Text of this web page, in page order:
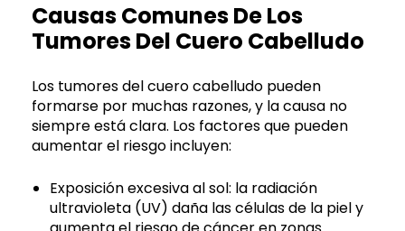
Causas Comunes De Los
Tumores Del Cuero Cabelludo
Los tumores del cuero cabelludo pueden
formarse por muchas razones, y la causa no
siempre está clara. Los factores que pueden
aumentar el riesgo incluyen:
Exposición excesiva al sol: la radiación
ultravioleta (UV) daña las células de la piel y